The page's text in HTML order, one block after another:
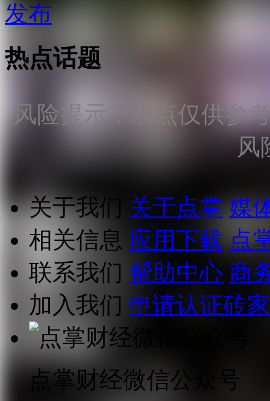
发布
热点话题
风险提示：观点仅供参
风
关于我们 关于点掌 媒
相关信息 应用下载 点
联系我们 帮助中心 商
加入我们 申请认证砖家
点掌财经微信公众号